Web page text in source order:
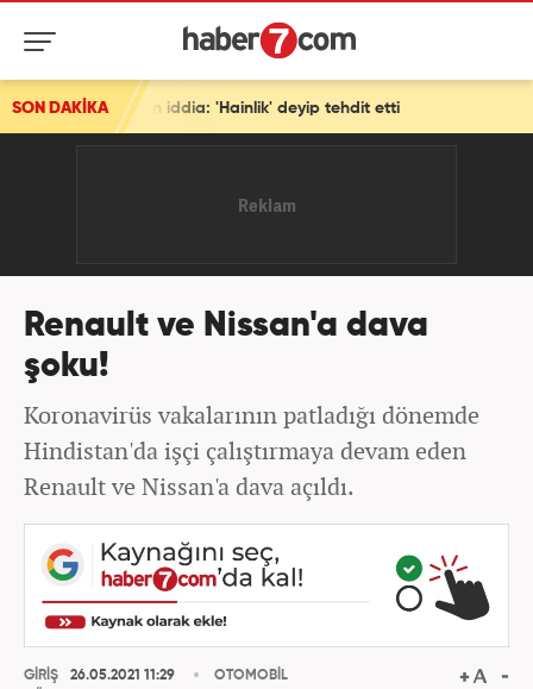
SON DAKİKAiddia: 'Hainlik' deyip tehdit etti
Renault ve Nissan'a dava
şoku!
Koronavirüs vakalarının patladığı dönemde
Hindistan'da işçi çalıştırmaya devam eden
Renault ve Nissan'a dava açıldı.
GİRİŞ
26.05.2021 11:29
OTOMOBİL